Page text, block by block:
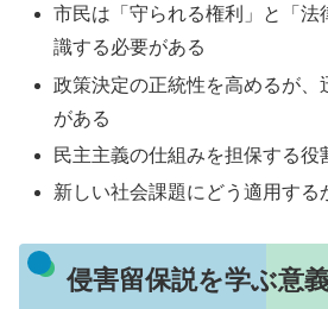
市民は「守られる権利」と「法
識する必要がある
政策決定の正統性を高めるが、
がある
民主主義の仕組みを担保する役
新しい社会課題にどう適用する
侵害留保説を学ぶ意